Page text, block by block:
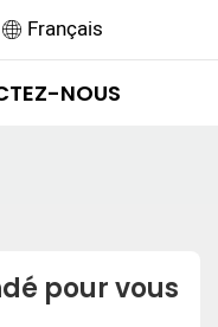
Français
NOUS
pour vous